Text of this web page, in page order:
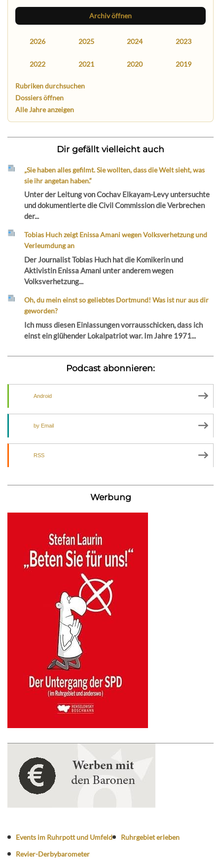
Archiv öffnen
2026 2025 2024 2023
2022 2021 2020 2019
Rubriken durchsuchen
Dossiers öffnen
Alle Jahre anzeigen
Dir gefällt vielleicht auch
„Sie haben alles gefilmt. Sie wollten, dass die Welt sieht, was
sie ihr angetan haben.“
Unter der Leitung von Cochav Elkayam-Levy untersuchte
und dokumentierte die Civil Commission die Verbrechen
der...
Tobias Huch zeigt Enissa Amani wegen Volksverhetzung und
Verleumdung an
Der Journalist Tobias Huch hat die Komikerin und
Aktivistin Enissa Amani unter anderem wegen
Volksverhetzung...
Oh, du mein einst so geliebtes Dortmund! Was ist nur aus dir
geworden?
Ich muss diesen Einlassungen vorrausschicken, dass ich
einst ein glühender Lokalpatriot war. Im Jahre 1971...
Podcast abonnieren:
Android
by Email
RSS
Werbung
Events im Ruhrpott und Umfeld
Ruhrgebiet erleben
Revier-Derbybarometer